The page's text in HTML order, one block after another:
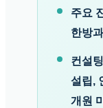
주요
한방
컨설
설립,
개원